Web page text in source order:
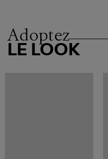
Adoptez
LE LOOK